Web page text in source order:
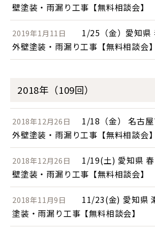
壁塗装・雨漏り工事【無料相談会】
2019年1月11日
1/25（金）愛知県
外壁塗装・雨漏り工事【無料相談会】
2018年（109回）
2018年12月26日
1/18（金） 名古
外壁塗装・雨漏り工事【無料相談会】
2018年12月26日
1/19(土) 愛知県
壁塗装・雨漏り工事【無料相談会】
2018年11月9日
11/23(金) 愛知県
塗装・雨漏り工事【無料相談会】